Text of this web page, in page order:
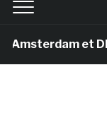
et DHL